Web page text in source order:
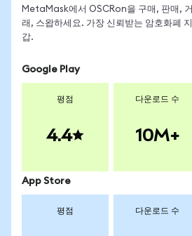
MetaMask에서 OSCRon을 구매, 판매, 거
래, 스왑하세요. 가장 신뢰받는 암호화폐 지
갑.
Google Play
평점
4.4
다운로드 수
10M+
App Store
평점 다운로드 수